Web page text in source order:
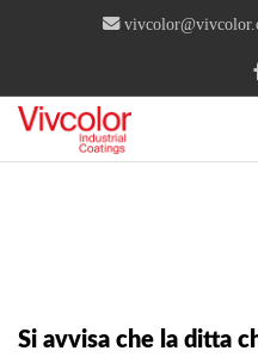
Si avvisa che la ditta